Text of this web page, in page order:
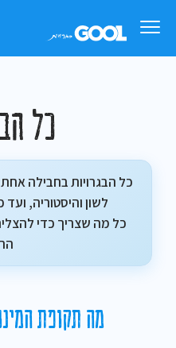
כל
כל הבגרויות בחבילה
לשון והיסטוריה,
כל מה שצריך כדי
מה תקופת